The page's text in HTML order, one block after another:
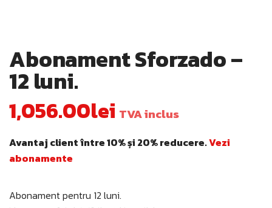
Abonament Sforzado –
12 luni.
1,056.00lei TVA inclus
Avantaj client între 10% și 20% reducere.Vezi
abonamente
Abonament pentru 12 luni.